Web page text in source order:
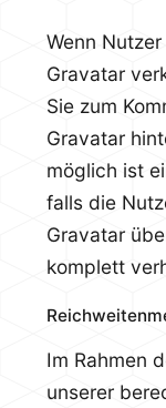
Wenn
Gravatar
Sie zum
Gravatar
möglich ist
falls die
Gravatar
komplett
Im Rahmen
unserer